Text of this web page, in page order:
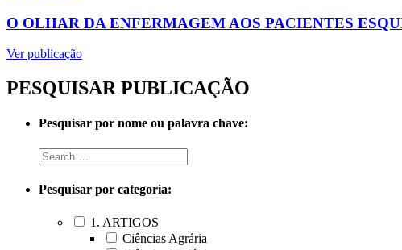
O OLHAR DA ENFERMAGEM AOS PACIENTES
Ver publicação
PESQUISAR PUBLICAÇÃO
Pesquisar por nome ou palavra chave:
Pesquisar por categoria:
1. ARTIGOS
Ciências Agrária